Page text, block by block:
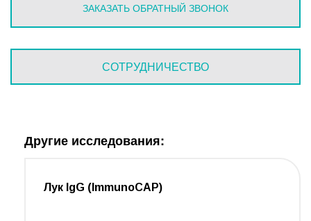
ЗАКАЗАТЬ ОБРАТНЫЙ ЗВОНОК
СОТРУДНИЧЕСТВО
Другие исследования:
Лук IgG (ImmunoCAP)